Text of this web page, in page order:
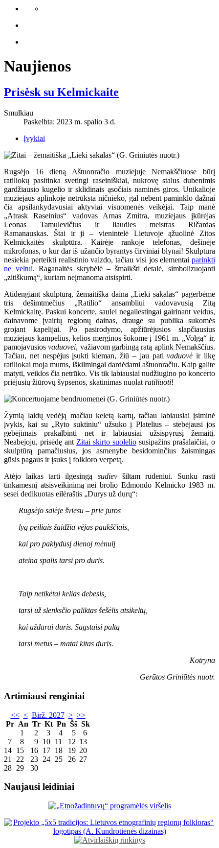
Naujienos
Prisėsk su Kelmickaite
Smulkiau
Paskelbta: 2023 m. spalio 3 d.
Įvykiai
Rugsėjo 16 dieną Aštuonračio muziejuje Nemakščiuose būrį
ratiliokų pasitinka svetingi raseiniškiai, nukrovę stalus dubenimis
gardžiausio kugelio ir sklidinais ąsočiais naminės giros. Unikalioje
muziejaus aplinkoje netrūksta ničnieko, gal nebent paminklo dažnai
čia apsilankydavusiai aktyviai visuomenės veikėjai. Taip manė
„Atrask Raseinius“ vadovas Arnas Zmitra, muziejaus įkūrėjas
Leonas Tamulevičius ir liaudies meistras Ričardas
Ramanauskas. Štai ir ji – vienintelė Lietuvoje ąžuolinė Zitos
Kelmickaitės skulptūra. Kairėje rankoje telefonas, dešinėje
mikrofonas, o kur dar iš užančio byrantys čirviniai blynai! Skulptūra
nesiekia perteikti realistinio vaizdo, tačiau visi jos elementai parinkti
ne veltui. Raganaitės skrybėlė – šmaikšti detalė, simbolizuojanti
„zitiškumą“, kuriam neįmanoma atsispirti.
Atidengiant skulptūrą, žemaitiška daina „Lieki sakalas“ pagerbėme
tris dešimtmečius „Ratilio“ ansambliui vadovavusią Zitą
Kelmickaitę. Paskui koncerte, saulei negailestingai gairinant veidus,
dainavome įvairių regionų dainas, drauge su publika sukomės
grojant kapelijai. Po pasirodymo, apžiūrėjusios slapčiausius
muziejaus kampelius, kelios merginos šokome į 1961 m. „Volgą“ ir,
pamojavusiosvaduovei, važiavom garbingą ratą aplink Nemakščius.
Tačiau, net nespėjus įsukti kieman, žiū – jau pativaduovė ir likę
ratiliokai moja mums, iškilmingai dardėdami aštuonračiu. Kaip galite
matyti, veiklos čia netrūko. Vis tik labiausiai nudžiugino po koncerto
priėjusių žiūrovų šypsenos, skatinimas nuolat ratiliuoti!
Žymią laidų vedėją mačiau keletą kartų, tačiau labiausiai įsiminė
įvykis, kai su „Ryto suktiniu“ užsuko į Platelius – stebėjausi jos
gebėjimais prakalbinti net ir labiausiai užsispyrusį žemaitį.
Neabejoju, prisėdę ant Zitai skirto suolelio susipažins prašalaičiai, o
skulptūrą pamačiusius, jos asmenybe besidominčius žaismingas
gūsis pagaus ir įsuks į folkloro verpetą.
Atėjo laikas tarti ilgesingą sudievšiltam rudeniui. Sunku rasti
tinkamesnį atsisveikinimą nei brolio Edmondo Kelmicko 1983 m.
sesei dedikuotas eilėraštis „Durys už durų“:
Rugsėjo salėje šviesu – prie jūros
lyg peiliais žaidžia vėjas paukščiais,
kai pro paklydusį dienoj mėnulį
ateina spalis tarsi pro duris.
Taip netikėtai kelias debesis,
tarsi už slenksčio paliktas šešėlis atsikeltų,
kai uždarai duris. Sagstaisi paltą
tarsi metus – matai kitas duris.
Kotryna
Gerūtos Griniūtės nuotr.
Artimiausi renginiai
<< < Birž. 2027 > >>
Pr An Tr Kt Pn Šš Sk
1
2 3 4 5
6
7
8 9 10 11 12 13
14 15 16 17 18 19 20
21
22 23 24 25 26 27
28 29 30
Naujausi leidiniai